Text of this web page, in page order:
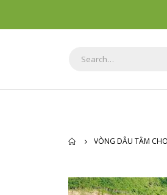
VÒNG DÂU TẰM